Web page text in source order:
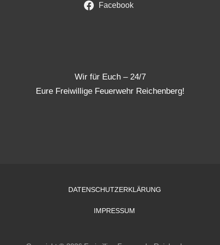
Facebook
Wir für Euch – 24/7
Eure Freiwillige Feuerwehr Reichenberg!
DATENSCHUTZERKLÄRUNG
IMPRESSUM